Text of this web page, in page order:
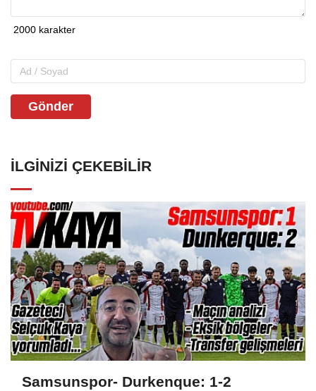
Gönder
İLGINIZI ÇEKEBILIR
Samsunspor- Durkenque: 1-2